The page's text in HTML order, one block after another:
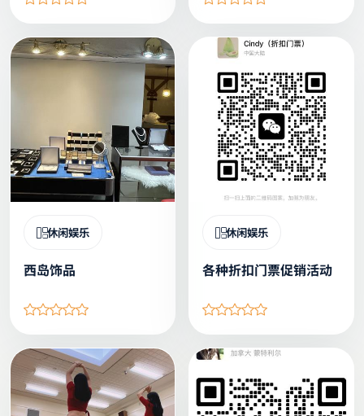
休闲娱乐
西岛饰品
休闲娱乐
各种折扣门票促销活动